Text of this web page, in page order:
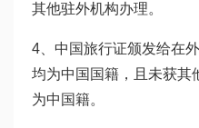
其他驻外机构办理。
4、中国旅行证颁发给在
均为中国国籍，且未获其
为中国籍。